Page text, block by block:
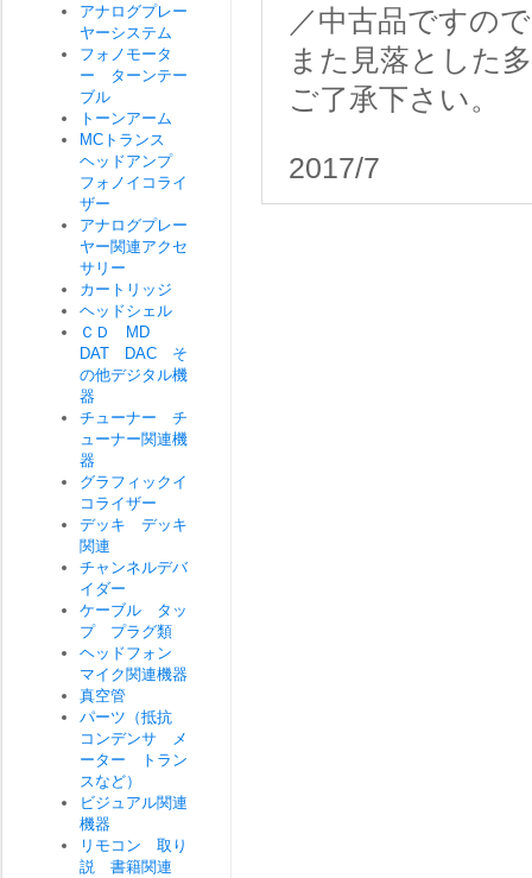
／中古品ですの
また見落とした
ご了承下さい。
2017/7
アナログプレー
ヤーシステム
フォノモータ
ー ターンテー
ブル
トーンアーム
MCトランス
ヘッドアンプ
フォノイコライ
ザー
アナログプレー
ヤー関連アクセ
サリー
カートリッジ
ヘッドシェル
ＣＤ MD
DAT DAC そ
の他デジタル機
器
チューナー チ
ューナー関連機
器
グラフィックイ
コライザー
デッキ デッキ
関連
チャンネルデバ
イダー
ケーブル タッ
プ プラグ類
ヘッドフォン
マイク関連機器
真空管
パーツ（抵抗
コンデンサ メ
ーター トラン
スなど）
ビジュアル関連
機器
リモコン 取り
説 書籍関連